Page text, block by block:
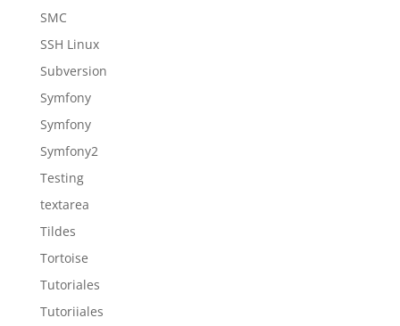
SMC
SSH Linux
Subversion
Symfony
Symfony
Symfony2
Testing
textarea
Tildes
Tortoise
Tutoriales
Tutoriiales